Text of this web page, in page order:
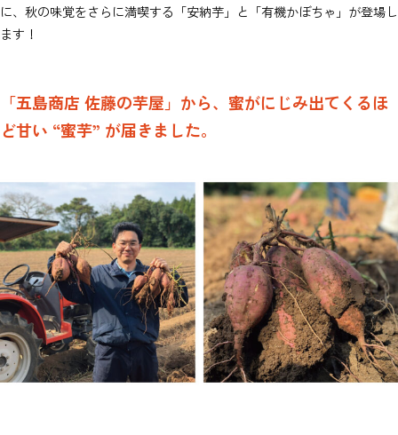
に、秋の味覚をさらに満喫する「安納芋」と「有機かぼちゃ」が登場し
ます！
「五島商店 佐藤の芋屋」から、蜜がにじみ出てくるほ
ど甘い “蜜芋” が届きました。